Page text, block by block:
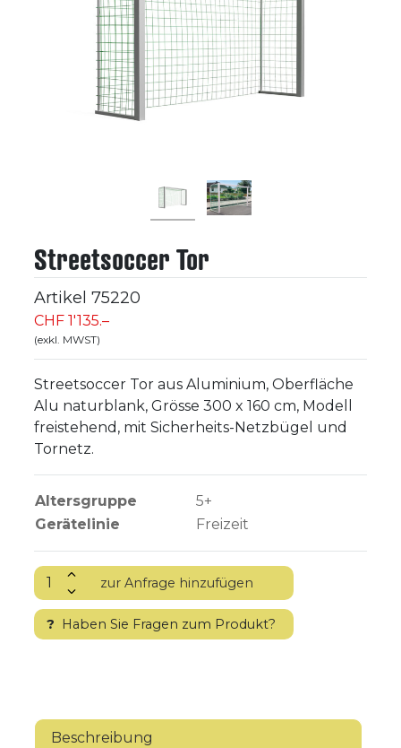
Streetsoccer Tor
Artikel 75220
CHF 1'135.–
(exkl. MWST)
Streetsoccer Tor aus Aluminium, Oberfläche
Alu naturblank, Grösse 300 x 160 cm, Modell
freistehend, mit Sicherheits-Netzbügel und
Tornetz.
Altersgruppe
5+
Gerätelinie
Freizeit
? Haben Sie Fragen zum Produkt?
Beschreibung